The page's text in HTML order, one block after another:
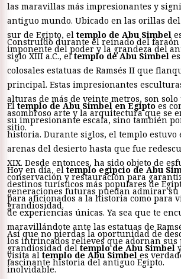
las maravillas más impresionantes y
antiguo mundo. Ubicado en las orillas del
sur de Egipto, el templo de Abu Simbel
imponente del poder y la grandeza del
Construido durante el reinado del faraón
siglo XIII a.C., eltemplo de Abu Simbel
colosales estatuas de Ramsés II que
principal. Estas impresionantes
alturas de más de veinte metros, son
asombroso arte y la arquitectura que se
sitio.
Eltemplo de Abu Simbel en Egiptoes
su impresionante escala, sino también
historia. Durante siglos, el templo estuvo
arenas del desierto hasta que fue
XIX. Desde entonces, ha sido objeto de
conservación y restauración para
generaciones futuras puedan admirar su
grandiosidad.
Hoy en día, eltemplo egipcio de Abu
destinos turísticos más populares de
para aficionados a la historia como para
de experiencias únicas. Ya sea que te
maravillándote ante las estatuas de
los intrincados relieves que adornan sus
visita altemplo de Abu Simbeles
inolvidable.
Así que no pierdas la oportunidad de
grandiosidad deltemplo de Abu Simbel
fascinante historia del antiguo Egipto.